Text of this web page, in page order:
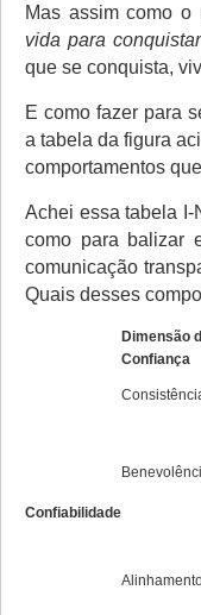
Mas assim como
vida para
que se conquista,
E como fazer para
a tabela da figura
comportamentos
Achei essa tabela I-
como para balizar
comunicação
Quais desses
Dimensão
Confiança
Confiabilidade